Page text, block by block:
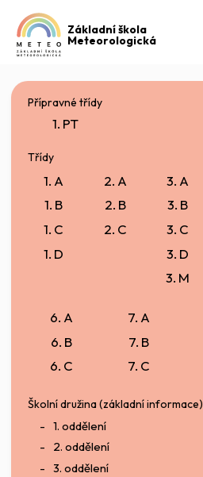
Základní škola
Meteorologická
Přípravné třídy
1. PT
Třídy
1. A
1. B
1. C
1. D
2. A
2. B
2. C
3. A
3. B
3. C
3. D
3. M
6. A
6. B
6. C
7. A
7. B
7. C
Školní družina (základní informace)
1. oddělení
2. oddělení
3. oddělení